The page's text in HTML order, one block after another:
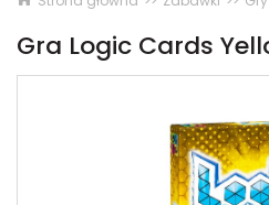
Gra Logic Cards